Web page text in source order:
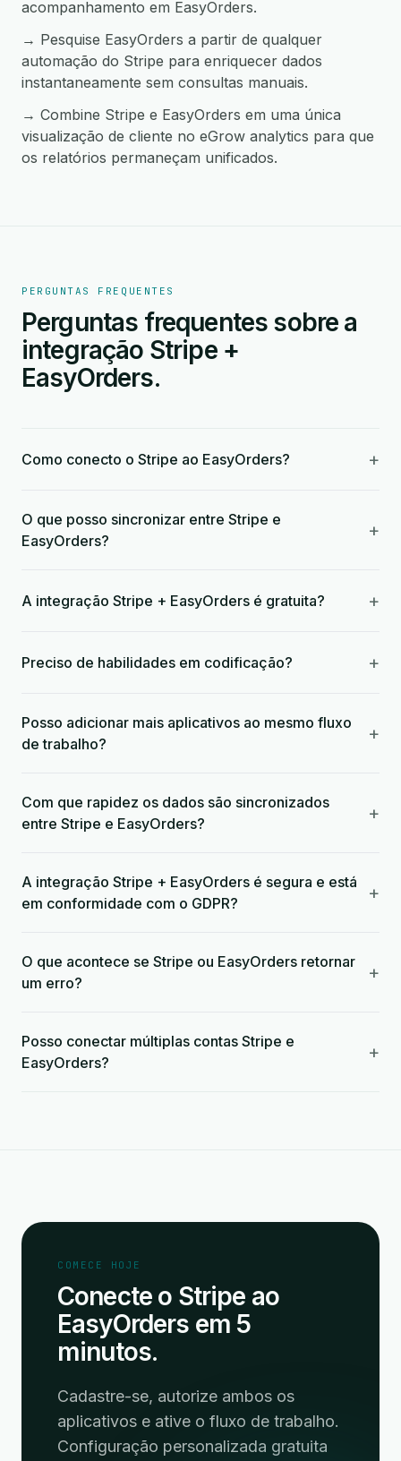
acompanhamento em EasyOrders.
→ Pesquise EasyOrders a partir de qualquer
automação do Stripe para enriquecer dados
instantaneamente sem consultas manuais.
→ Combine Stripe e EasyOrders em uma única
visualização de cliente no eGrow analytics para que
os relatórios permaneçam unificados.
PERGUNTAS FREQUENTES
Perguntas frequentes sobre a
integração Stripe +
EasyOrders.
Como conecto o Stripe ao EasyOrders? +
O que posso sincronizar entre Stripe e
EasyOrders?
+
A integração Stripe + EasyOrders é gratuita? +
Preciso de habilidades em codificação? +
Posso adicionar mais aplicativos ao mesmo fluxo
de trabalho?
+
Com que rapidez os dados são sincronizados
entre Stripe e EasyOrders?
+
A integração Stripe + EasyOrders é segura e está
em conformidade com o GDPR?
+
O que acontece se Stripe ou EasyOrders retornar
um erro?
+
Posso conectar múltiplas contas Stripe e
EasyOrders?
+
COMECE HOJE
Conecte o Stripe ao
EasyOrders em 5
minutos.
Cadastre-se, autorize ambos os
aplicativos e ative o fluxo de trabalho.
Configuração personalizada gratuita